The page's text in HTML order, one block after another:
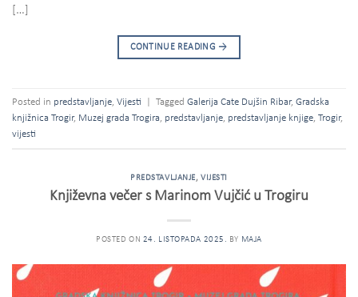
[…]
CONTINUE READING →
Posted in predstavljanje, Vijesti Tagged Galerija Cate Dujšin Ribar, Gradska
knjižnica Trogir, Muzej grada Trogira, predstavljanje, predstavljanje knjige, Trogir,
vijesti
PREDSTAVLJANJE,VIJESTI
Književna večer s Marinom Vujčić u Trogiru
POSTED ON 24. LISTOPADA 2025. BY MAJA